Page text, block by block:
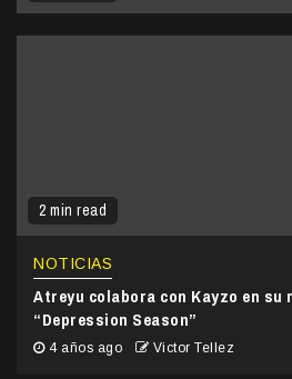
2 min read
NOTICIAS
Atreyu colabora con Kayzo en su
“Depression Season”
4 años ago Victor Tellez